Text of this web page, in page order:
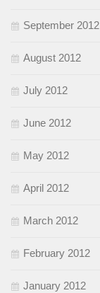
September 2012
August 2012
July 2012
June 2012
May 2012
April 2012
March 2012
February 2012
January 2012